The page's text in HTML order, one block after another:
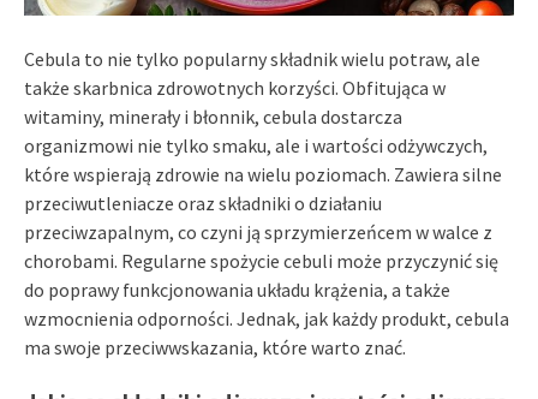
Cebula to nie tylko popularny składnik wielu potraw, ale
także skarbnica zdrowotnych korzyści. Obfitująca w
witaminy, minerały i błonnik, cebula dostarcza
organizmowi nie tylko smaku, ale i wartości odżywczych,
które wspierają zdrowie na wielu poziomach. Zawiera silne
przeciwutleniacze oraz składniki o działaniu
przeciwzapalnym, co czyni ją sprzymierzeńcem w walce z
chorobami. Regularne spożycie cebuli może przyczynić się
do poprawy funkcjonowania układu krążenia, a także
wzmocnienia odporności. Jednak, jak każdy produkt, cebula
ma swoje przeciwwskazania, które warto znać.